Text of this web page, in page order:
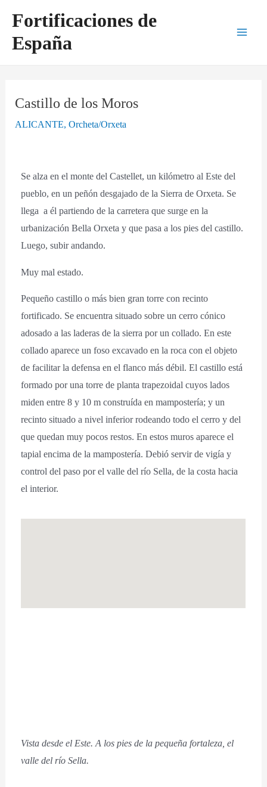
contenido
Fortificaciones de
España
Castillo de los Moros
ALICANTE,Orcheta/Orxeta
Se alza en el monte del Castellet, un kilómetro al Este del
pueblo, en un peñón desgajado de la Sierra de Orxeta. Se
llega a él partiendo de la carretera que surge en la
urbanización Bella Orxeta y que pasa a los pies del castillo.
Luego, subir andando.
Muy mal estado.
Pequeño castillo o más bien gran torre con recinto
fortificado. Se encuentra situado sobre un cerro cónico
adosado a las laderas de la sierra por un collado. En este
collado aparece un foso excavado en la roca con el objeto
de facilitar la defensa en el flanco más débil. El castillo está
formado por una torre de planta trapezoidal cuyos lados
miden entre 8 y 10 m construída en mampostería; y un
recinto situado a nivel inferior rodeando todo el cerro y del
que quedan muy pocos restos. En estos muros aparece el
tapial encima de la mampostería. Debió servir de vigía y
control del paso por el valle del río Sella, de la costa hacia
el interior.
Vista desde el Este. A los pies de la pequeña fortaleza, el
valle del río Sella.
de
entradas